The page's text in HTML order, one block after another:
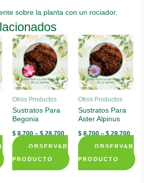
sobre la planta con un rociador.
Otros Productos
Sustratos Para
Begonia
$ 8.700–$28.700
OBSERVAR
PRODUCTO
This
Otros Productos
Sustratos Para
Aster Alpinus
$8.700–$28.700
OBSERVAR
PRODUCTO
This